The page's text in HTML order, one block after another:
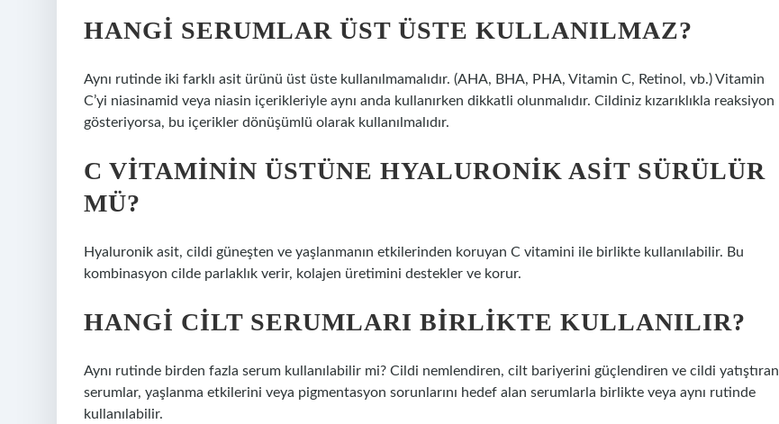
HANGI SERUMLAR ÜST ÜSTE KULLANILMAZ?
Aynı rutinde iki farklı asit ürünü üst üste kullanılmamalıdır. (AHA, BHA, PHA, Vitamin C, Retinol, vb.) Vitamin
C’yi niasinamid veya niasin içerikleriyle aynı anda kullanırken dikkatli olunmalıdır. Cildiniz kızarıklıkla reaksiyon
gösteriyorsa, bu içerikler dönüşümlü olarak kullanılmalıdır.
C VITAMININ ÜSTÜNE HYALURONIK ASIT SÜRÜLÜR
MÜ?
Hyaluronik asit, cildi güneşten ve yaşlanmanın etkilerinden koruyan C vitamini ile birlikte kullanılabilir. Bu
kombinasyon cilde parlaklık verir, kolajen üretimini destekler ve korur.
HANGI CILT SERUMLARI BIRLIKTE KULLANILIR?
Aynı rutinde birden fazla serum kullanılabilir mi? Cildi nemlendiren, cilt bariyerini güçlendiren ve cildi yatıştıran
serumlar, yaşlanma etkilerini veya pigmentasyon sorunlarını hedef alan serumlarla birlikte veya aynı rutinde
kullanılabilir.